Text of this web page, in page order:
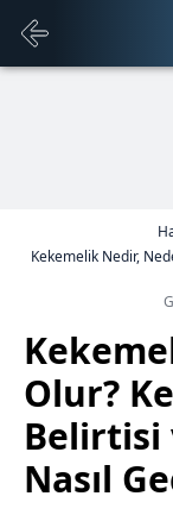
Kekemelik Nedir,
Olur?
Belirtisi
Nasıl